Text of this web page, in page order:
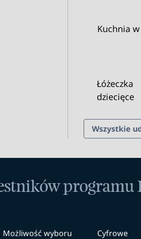
Kuchnia
Łóżeczka
dziecięce
Wszystkie
Możliwość wyboru
Cyfrowe